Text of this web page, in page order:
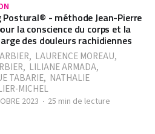
- méthode Jean-Pierre
la conscience du corps et la
des douleurs rachidiennes
, LAURENCE MOREAU,
, LILIANE ARMADA,
TABARIE, NATHALIE
MICHEL
2023 25 min de lecture